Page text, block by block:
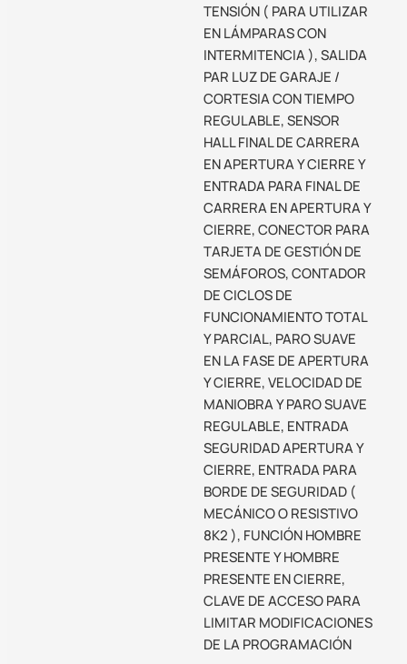
TENSIÓN ( PARA UTILIZAR
EN LÁMPARAS CON
INTERMITENCIA ), SALIDA
PAR LUZ DE GARAJE /
CORTESIA CON TIEMPO
REGULABLE, SENSOR
HALL FINAL DE CARRERA
EN APERTURA Y CIERRE Y
ENTRADA PARA FINAL DE
CARRERA EN APERTURA Y
CIERRE, CONECTOR PARA
TARJETA DE GESTIÓN DE
SEMÁFOROS, CONTADOR
DE CICLOS DE
FUNCIONAMIENTO TOTAL
Y PARCIAL, PARO SUAVE
EN LA FASE DE APERTURA
Y CIERRE, VELOCIDAD DE
MANIOBRA Y PARO SUAVE
REGULABLE, ENTRADA
SEGURIDAD APERTURA Y
CIERRE, ENTRADA PARA
BORDE DE SEGURIDAD (
MECÁNICO O RESISTIVO
8K2 ), FUNCIÓN HOMBRE
PRESENTE Y HOMBRE
PRESENTE EN CIERRE,
CLAVE DE ACCESO PARA
LIMITAR MODIFICACIONES
DE LA PROGRAMACIÓN